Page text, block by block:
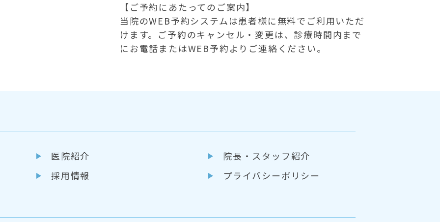
【ご予約にあたってのご案内】
当院のWEB予約システムは患者様に無料でご利用いただ
けます。ご予約のキャンセル・変更は、診療時間内まで
にお電話またはWEB予約よりご連絡ください。
医院紹介
院長・スタッフ紹介
採用情報
プライバシーポリシー